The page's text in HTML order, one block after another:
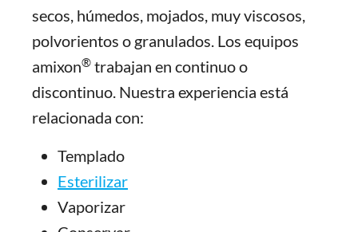
secos, húmedos, mojados, muy viscosos,
polvorientos o granulados. Los equipos
amixon® trabajan en continuo o
discontinuo. Nuestra experiencia está
relacionada con:
Templado
Esterilizar
Vaporizar